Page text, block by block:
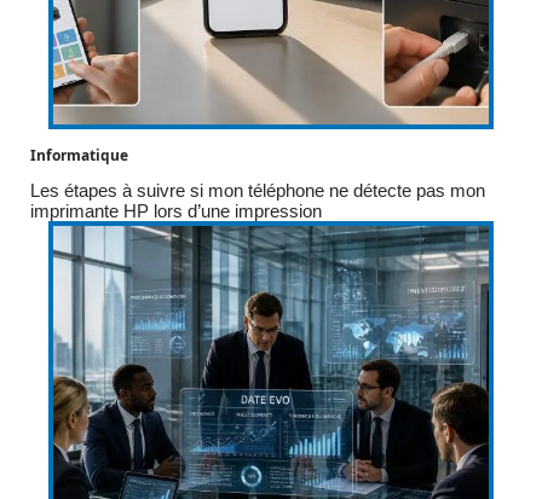
Informatique
Les étapes à suivre si mon téléphone ne détecte pas mon
imprimante HP lors d’une impression